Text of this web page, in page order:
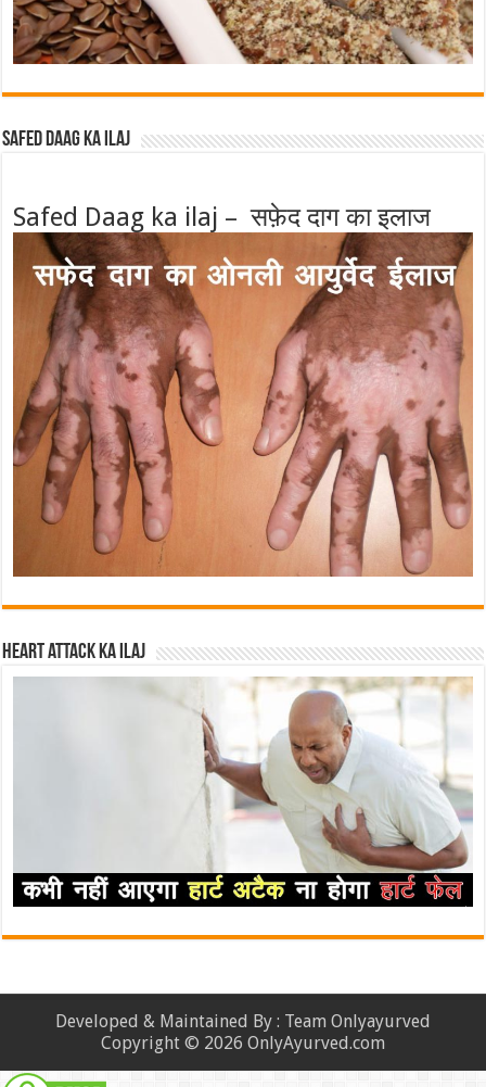
Safed Daag ka ilaj
Safed Daag ka ilaj – सफ़ेद दाग का इलाज
Heart attack ka ilaj
Developed & Maintained By : Team Onlyayurved
Copyright © 2026 OnlyAyurved.com